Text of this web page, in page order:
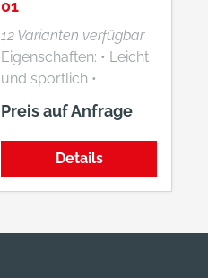
01
12 Varianten verfügbar
Eigenschaften: • Leicht
und sportlich •
Optimale Anpassung
durch Duo-Lacing-
System • Wasserdicht
Fußbett: AIR-ACTIVE®
Obermaterial aus
Preis auf Anfrage
Details